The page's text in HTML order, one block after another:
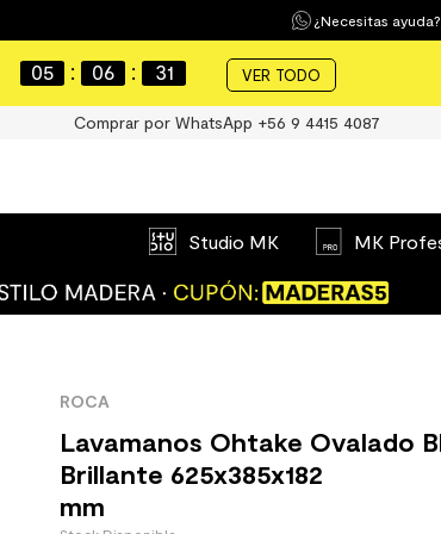
¿Necesitas ayuda?
05 : 06 : 30 VER TODO
Comprar por WhatsApp +56 9 4415 4087
Studio MK MK
ROCA
Lavamanos Ohtake Ovalado
Brillante 625x385x182
mm